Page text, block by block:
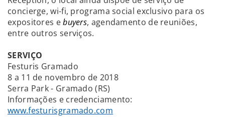
concierge, wi-fi, programa social exclusivo para os
expositores ebuyers, agendamento de reuniões,
entre outros serviços.
SERVIÇO
Festuris Gramado
8 a 11 de novembro de 2018
Serra Park - Gramado (RS)
Informações e credenciamento:
www.festurisgramado.com